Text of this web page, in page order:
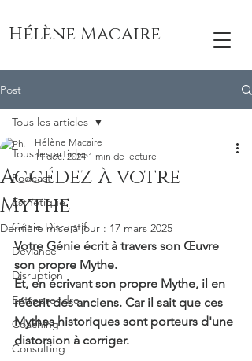
Hélène Macaire
Post
Tous les articles
Podcast
Esthétique
Génie Disruptif
Déviance
Disruption
Entreprendre
Coaching
Consulting
Tous les articles
Accédez à votre
Mythe
Hélène Macaire
11 déc. 2024 1 min de lecture
Dernière mise à jour : 17 mars 2025
Votre Génie écrit à travers son Œuvre
son propre Mythe.
Et, en écrivant son propre Mythe, il en
réécrit des anciens. Car il sait que ces
Mythes historiques sont porteurs d'une
distorsion à corriger.